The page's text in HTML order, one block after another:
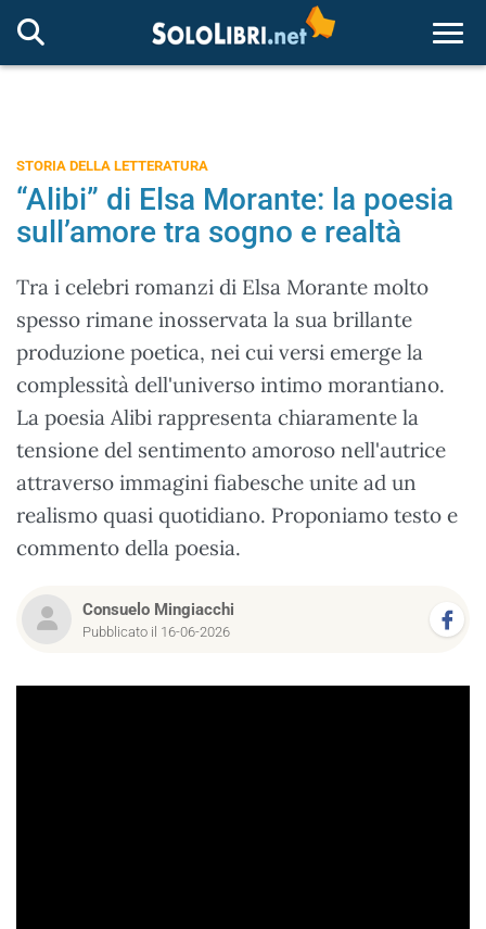
STORIA DELLA LETTERATURA
“Alibi” di Elsa Morante: la poesia
sull’amore tra sogno e realtà
Tra i celebri romanzi di Elsa Morante molto
spesso rimane inosservata la sua brillante
produzione poetica, nei cui versi emerge la
complessità dell'universo intimo morantiano.
La poesia Alibi rappresenta chiaramente la
tensione del sentimento amoroso nell'autrice
attraverso immagini fiabesche unite ad un
realismo quasi quotidiano. Proponiamo testo e
commento della poesia.
Consuelo Mingiacchi
Pubblicato il 16-06-2026